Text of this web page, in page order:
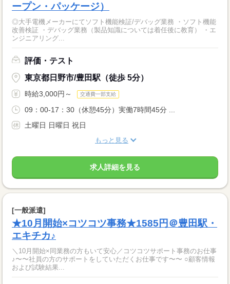
ープン・パッケージ）
◎大手電機メーカーにてソフト機能検証/デバッグ業務 ・ソフト機能
改善検証 ・デバッグ業務（製品知識については着任後に教育） ・エ
ンジニアリング...
評価・テスト
東京都日野市/豊田駅（徒歩 5分）
時給3,000円～ 交通費一部支給
09：00-17：30（休憩45分）実働7時間45分 ...
土曜日 日曜日 祝日
もっと見る
求人詳細を見る
[一般派遣]
★10月開始×コツコツ事務★1585円＠豊田駅・
エキチカ♪
＼10月開始×同業務の方もいて安心／コツコツサポート事務のお仕事
♪〜〜社員の方のサポートをしていただくお仕事です〜〜 ○顧客情報
および試験結果...